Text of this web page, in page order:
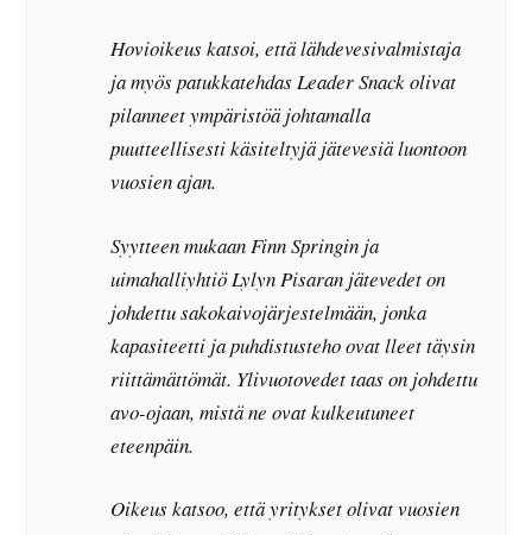
Hovioikeus katsoi, että lähdevesivalmistaja
ja myös patukkatehdas Leader Snack olivat
pilanneet ympäristöä johtamalla
puutteellisesti käsiteltyjä jätevesiä luontoon
vuosien ajan.
Syytteen mukaan Finn Springin ja
uimahalliyhtiö Lylyn Pisaran jätevedet on
johdettu sakokaivojärjestelmään, jonka
kapasiteetti ja puhdistusteho ovat lleet täysin
riittämättömät. Ylivuotovedet taas on johdettu
avo-ojaan, mistä ne ovat kulkeutuneet
eteenpäin.
Oikeus katsoo, että yritykset olivat vuosien